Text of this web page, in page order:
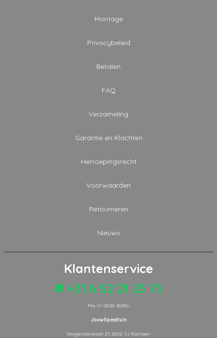
Montage
Privacybeleid
Betalen
FAQ
Verzameling
Garantie en Klachten
Herroepingsrecht
Voorwaarden
Retourneren
Nieuws
Klantenservice
+31 6 52 21 25 75
Ma-Vr 09.00-18.00u
JouwSpeeltuin
Skagerrakstraat 21, 8262 VJ Kampen